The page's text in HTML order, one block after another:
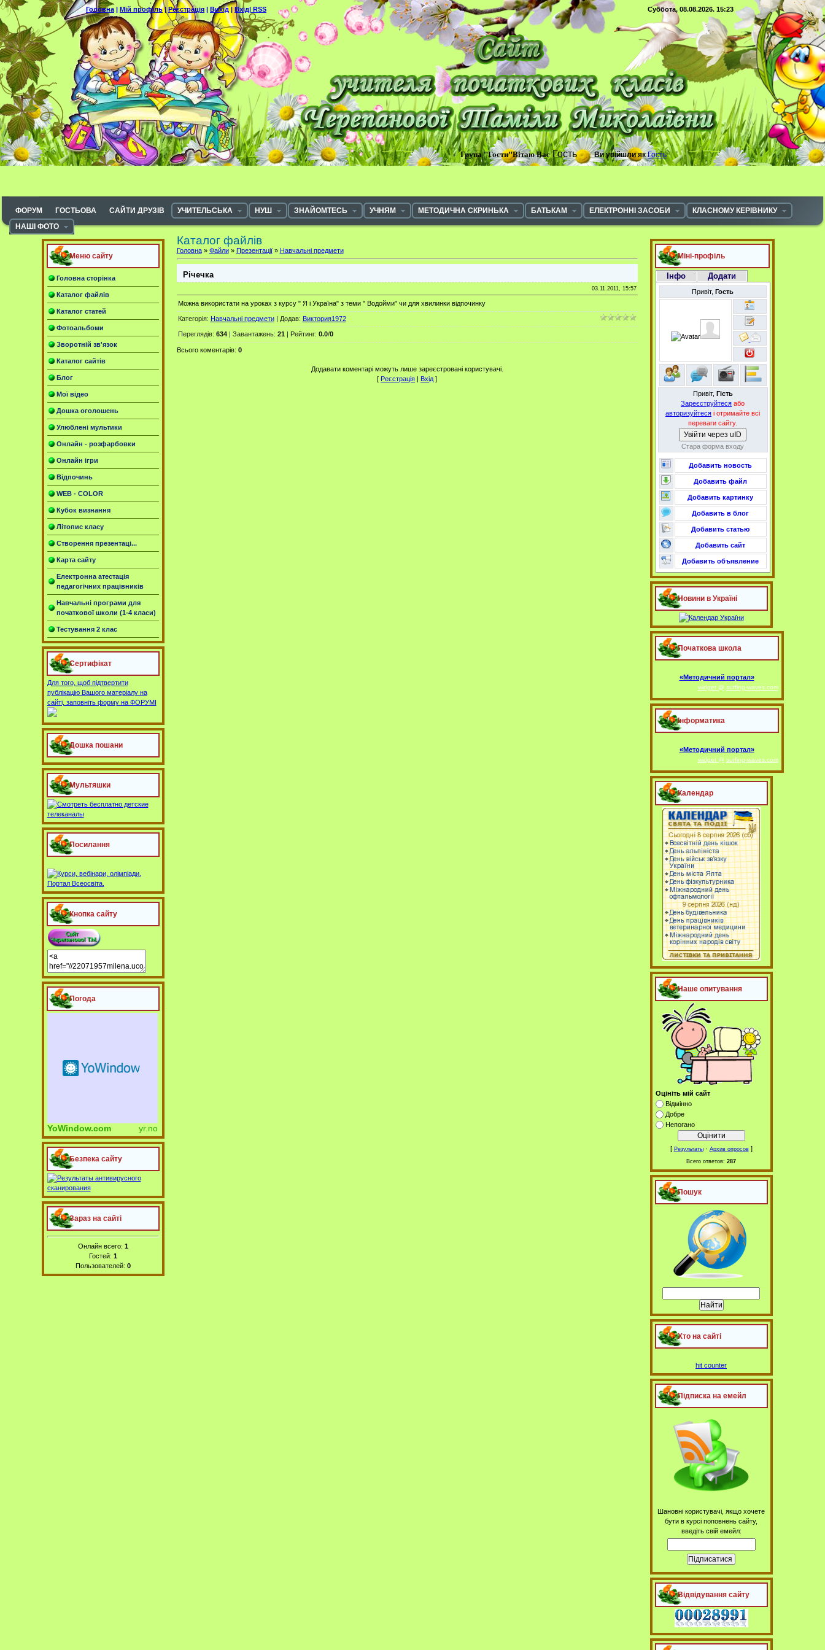
Головна | Мій профіль|Реєстрація | Вихід |Вхід| RSS Суббота, 08.08.2026. 15:23
Група "Гости"Вітаю ВасГость Ви увійшли як Гость
ФОРУМ ГОСТЬОВА САЙТИ ДРУЗІВ УЧИТЕЛЬСЬКА НУШ ЗНАЙОМТЕСЬ УЧНЯМ МЕТОДИЧНА СКРИНЬКА БАТЬКАМ ЕЛЕКТРОННІ ЗАСОБИ
КЛАСНОМУ КЕРІВНИКУ
НАШІ ФОТО
Меню сайту
Головна сторінка
Каталог файлів
Каталог статей
Фотоальбоми
Зворотній зв'язок
Каталог сайтів
Блог
Мої відео
Дошка оголошень
Улюблені мультики
Онлайн - розфарбовки
Онлайн ігри
Відпочинь
WEB - COLOR
Кубок визнання
Літопис класу
Створення презентаці...
Карта сайту
Електронна атестація
педагогічних працівників
Навчальні програми для
початкової школи (1-4 класи)
Тестування 2 клас
Сертифікат
Для того, щоб підтвертити
публікацію Вашого матеріалу на
сайті, заповніть форму на ФОРУМІ
Дошка пошани
Мультяшки
Посилання
Кнопка сайту
Погода
YoWindow.com yr.no
Безпека сайту
Зараз на сайті
Онлайн всего: 1
Гостей: 1
Пользователей: 0
Каталог файлів
Головна» Файли» Презентації» Навчальні предмети
Річечка
03.11.2011, 15:57
Можна використати на уроках з курсу " Я і Україна" з теми " Водойми" чи для хвилинки відпочинку
Категорія: Навчальні предмети| Додав: Виктория1972
Переглядів: 634| Завантажень: 21| Рейтинг: 0.0/0
Всього коментарів: 0
Додавати коментарі можуть лише зареєстровані користувачі.
[ Реєстрація | Вхід ]
Міні-профіль
Інфо Додати
Привіт, Гость
Привіт, Гість
Зареєструйтеся або
авторизуйтеся і отримайте всі
переваги сайту.
Увійти через uID
Стара форма входу
Добавить новость
Добавить файл
Добавить картинку
Добавить в блог
Добавить статью
Добавить сайт
Добавить объявление
Новини в Україні
Початкова школа
«Методичний портал»
widget @ surfing-waves.com
Інформатика
«Методичний портал»
widget @ surfing-waves.com
Календар
Наше опитування
Оцініть мій сайт
Відмінно
Добре
Непогано
[ Результаты· Архив опросов]
Всего ответов: 287
Пошук
Хто на сайті
hit counter
Підписка на емейл
Шановні користувачі, якщо хочете
бути в курсі поповнень сайту,
введіть свій емейл:
Відвідування сайту